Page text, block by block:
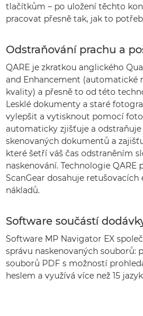
tlačítkům – po uložení těchto
pracovat přesně tak, jak to
Odstraňování prachu a
QARE je zkratkou anglického
and Enhancement (automatické
kvality) a přesně to od této
Lesklé dokumenty a staré
vylepšit a vytisknout pomocí
automaticky zjišťuje a odstraňuje
skenovaných dokumentů a
které šetří váš čas odstraněním
naskenování. Technologie
ScanGear dosahuje retušovacích
nákladů.
Software součástí
Software MP Navigator EX
správu naskenovaných souborů:
souborů PDF s možností
heslem a využívá více než 15